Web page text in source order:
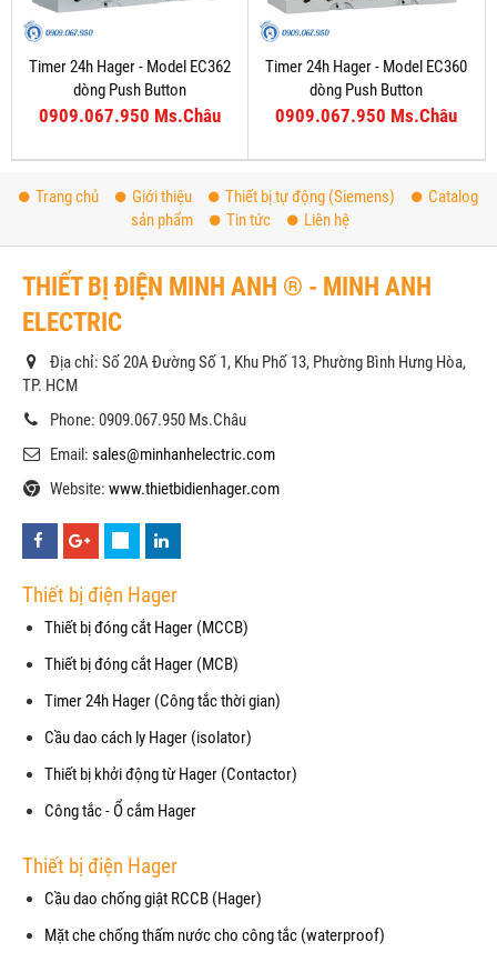
Timer 24h Hager - Model EC362
dòng Push Button
0909.067.950 Ms.Châu
Timer 24h Hager - Model EC360
dòng Push Button
0909.067.950 Ms.Châu
Trang chủ Giới thiệu Thiết bị tự động (Siemens)
Catalog
sản phẩm
Tin tức Liên hệ
THIẾT BỊ ĐIỆN MINH ANH ® - MINH ANH
ELECTRIC
Địa chỉ: Số 20A Đường Số 1, Khu Phố 13, Phường Bình Hưng Hòa,
TP. HCM
Phone: 0909.067.950 Ms.Châu
Email: sales@minhanhelectric.com
Website: www.thietbidienhager.com
Thiết bị điện Hager
Thiết bị đóng cắt Hager (MCCB)
Thiết bị đóng cắt Hager (MCB)
Timer 24h Hager (Công tắc thời gian)
Cầu dao cách ly Hager (isolator)
Thiết bị khởi động từ Hager (Contactor)
Công tắc - Ổ cắm Hager
Thiết bị điện Hager
Cầu dao chống giật RCCB (Hager)
Mặt che chống thấm nước cho công tắc (waterproof)